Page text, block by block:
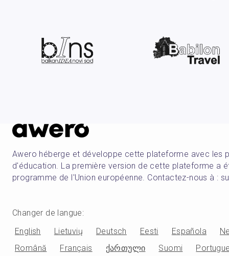
Awero héberge et développe cette plateforme avec les
d'éducation. La première version de cette plateforme a
programme de l'Union européenne. Contactez-nous à :
Changer de langue:
English
Lietuvių Deutsch Eesti Española
Română
Français ქართული Suomi